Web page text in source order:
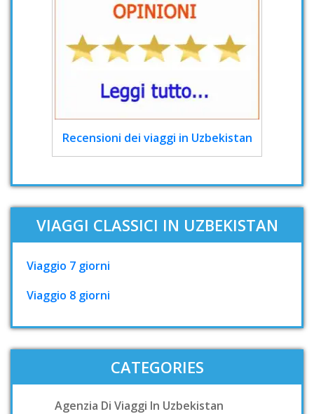
Recensioni dei viaggi in Uzbekistan
VIAGGI CLASSICI IN UZBEKISTAN
Viaggio 7 giorni
Viaggio 8 giorni
CATEGORIES
Agenzia Di Viaggi In Uzbekistan